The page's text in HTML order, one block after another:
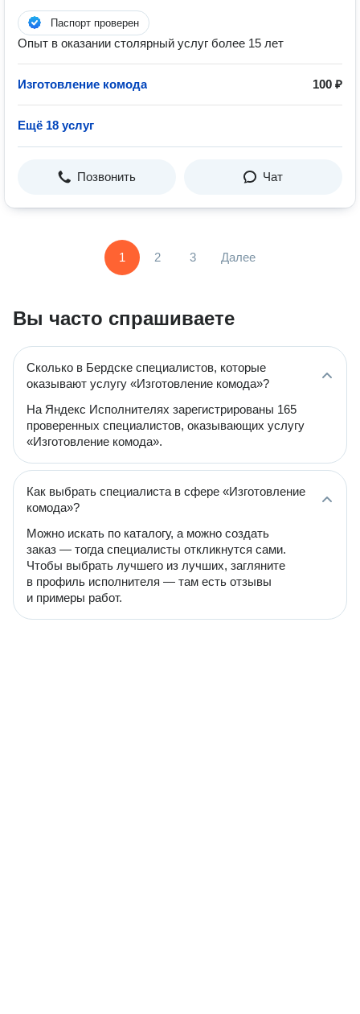
Паспорт проверен
Опыт в оказании столярный услуг более 15 лет
Изготовление комода 100 ₽
Ещё 18 услуг
Позвонить Чат
1 2 3 Далее
Вы часто спрашиваете
Сколько в Бердске специалистов, которые
оказывают услугу «Изготовление комода»?
На Яндекс Исполнителях зарегистрированы 165
проверенных специалистов, оказывающих услугу
«Изготовление комода».
Как выбрать специалиста в сфере «Изготовление
комода»?
Можно искать по каталогу, а можно создать
заказ — тогда специалисты откликнутся сами.
Чтобы выбрать лучшего из лучших, загляните
в профиль исполнителя — там есть отзывы
и примеры работ.